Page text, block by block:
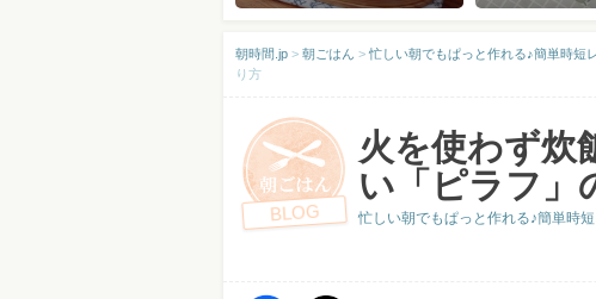
朝時間.jp > 朝ごはん >忙しい朝でもぱっと作れる♪簡単時短
り方
BLOG
火を使わず炊
い「ピラフ」
忙しい朝でもぱっと作れる♪簡単時